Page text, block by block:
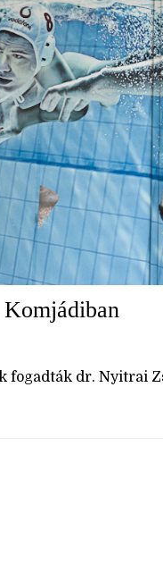
Komjádiban
fogadták dr. Nyitrai